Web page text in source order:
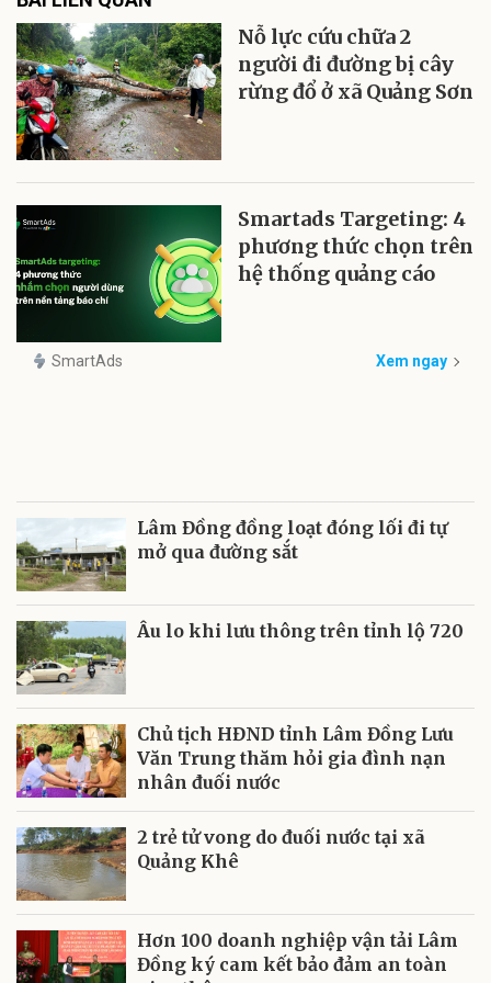
Nỗ lực cứu chữa 2
người đi đường bị cây
rừng đổ ở xã Quảng Sơn
Smartads Targeting: 4
phương thức chọn trên
hệ thống quảng cáo
SmartAds Xem ngay
Lâm Đồng đồng loạt đóng lối đi tự
mở qua đường sắt
Âu lo khi lưu thông trên tỉnh lộ 720
Chủ tịch HĐND tỉnh Lâm Đồng Lưu
Văn Trung thăm hỏi gia đình nạn
nhân đuối nước
2 trẻ tử vong do đuối nước tại xã
Quảng Khê
Hơn 100 doanh nghiệp vận tải Lâm
Đồng ký cam kết bảo đảm an toàn